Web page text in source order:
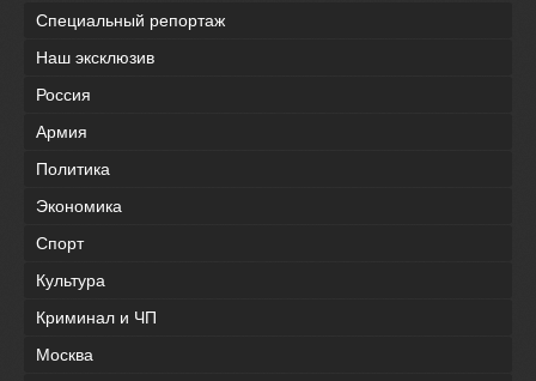
Специальный репортаж
Наш эксклюзив
Россия
Армия
Политика
Экономика
Спорт
Культура
Криминал и ЧП
Москва